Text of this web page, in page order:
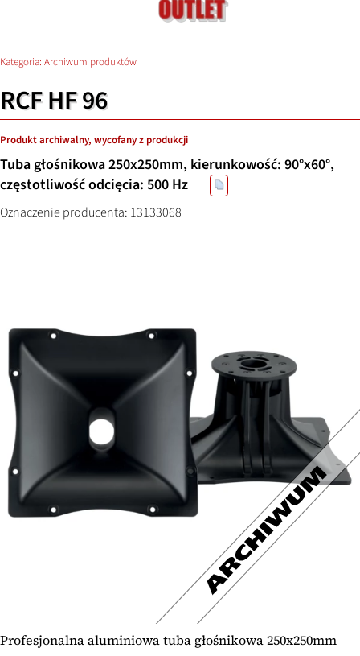
Kategoria: Archiwum produktów
RCF HF 96
Produkt archiwalny, wycofany z produkcji
Tuba głośnikowa 250x250mm, kierunkowość: 90°x60°,
częstotliwość odcięcia: 500 Hz
Oznaczenie producenta: 13133068
Profesjonalna aluminiowa tuba głośnikowa 250x250mm